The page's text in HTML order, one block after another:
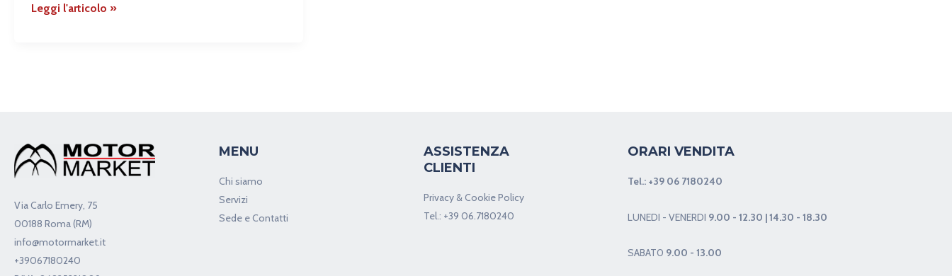
Leggi l'articolo »
Via Carlo Emery, 75
00188 Roma (RM)
info@motormarket.it
+39067180240
MENU
Chi siamo
Servizi
Sede e Contatti
ASSISTENZA
CLIENTI
Privacy & Cookie Policy
Tel.: +39 06.7180240
ORARI VENDITA
Tel.: +39 06 7180240
LUNEDI - VENERDI 9.00 - 12.30 | 14.30 - 18.30
SABAT0 9.00 - 13.00